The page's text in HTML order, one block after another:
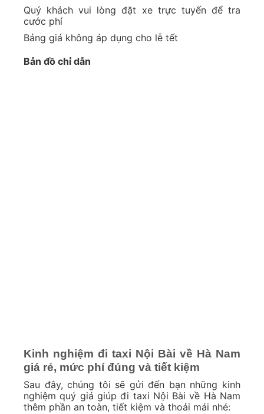
Quý khách vui lòng đặt xe trực tuyến để tra
cước phí
Bảng giá không áp dụng cho lễ tết
Bản đồ chỉ dẫn
Kinh nghiệm đi taxi Nội Bài về Hà Nam
giá rẻ, mức phí đúng và tiết kiệm
Sau đây, chúng tôi sẽ gửi đến bạn những kinh
nghiệm quý giá giúp đi taxi Nội Bài về Hà Nam
thêm phần an toàn, tiết kiệm và thoải mái nhé: